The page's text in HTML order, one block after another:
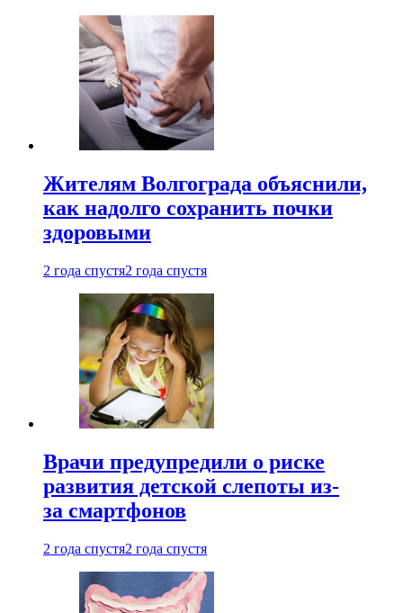
Жителям Волгограда объяснили,
как надолго сохранить почки
здоровыми
2 года спустя2 года спустя
Врачи предупредили о риске
развития детской слепоты из-
за смартфонов
2 года спустя2 года спустя